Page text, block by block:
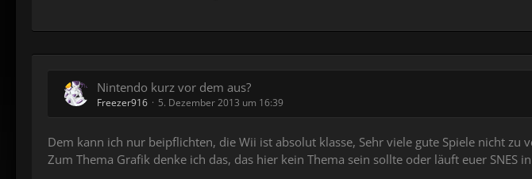
Nintendo kurz vor dem aus?
Freezer916 5. Dezember 2013 um 16:39
Dem kann ich nur beipflichten, die Wii ist absolut klasse, Sehr viele gute Spiele nicht zu
Zum Thema Grafik denke ich das, das hier kein Thema sein sollte oder läuft euer SNES